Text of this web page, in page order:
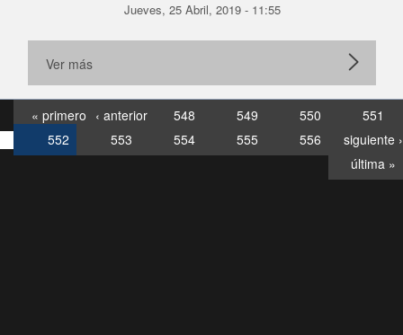
Jueves, 25 Abril, 2019 - 11:55
Ver más
« primero ‹ anterior 548 549 550
551
552
553 554 555 556
siguiente ›
última »